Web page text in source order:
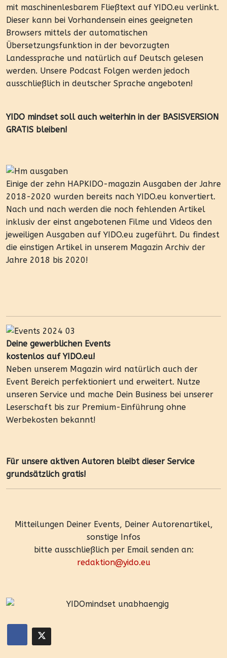
mit maschinenlesbarem Fließtext auf YIDO.eu verlinkt.
Dieser kann bei Vorhandensein eines geeigneten
Browsers mittels der automatischen
Übersetzungsfunktion in der bevorzugten
Landessprache und natürlich auf Deutsch gelesen
werden. Unsere Podcast Folgen werden jedoch
ausschließlich in deutscher Sprache angeboten!
YIDO mindset soll auch weiterhin in der BASISVERSION
GRATIS bleiben!
Einige der zehn HAPKIDO-magazin Ausgaben der Jahre
2018-2020 wurden bereits nach YIDO.eu konvertiert.
Nach und nach werden die noch fehlenden Artikel
inklusiv der einst angebotenen Filme und Videos den
jeweiligen Ausgaben auf YIDO.eu zugeführt. Du findest
die einstigen Artikel in unserem Magazin Archiv der
Jahre 2018 bis 2020!
Deine gewerblichen Events
kostenlos auf YIDO.eu!
Neben unserem Magazin wird natürlich auch der
Event Bereich perfektioniert und erweitert. Nutze
unseren Service und mache Dein Business bei unserer
Leserschaft bis zur Premium-Einführung ohne
Werbekosten bekannt!
Für unsere aktiven Autoren bleibt dieser Service
grundsätzlich gratis!
Mitteilungen Deiner Events, Deiner Autorenartikel,
sonstige Infos
bitte ausschließlich per Email senden an:
redaktion@yido.eu